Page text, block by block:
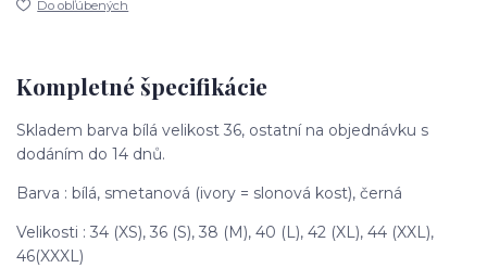
Do obľúbených
Kompletné špecifikácie
Skladem barva bílá velikost 36, ostatní na objednávku s
dodáním do 14 dnů.
Barva : bílá, smetanová (ivory = slonová kost), černá
Velikosti : 34 (XS), 36 (S), 38 (M), 40 (L), 42 (XL), 44 (XXL),
46(XXXL)